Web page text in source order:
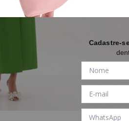
Cadastre-